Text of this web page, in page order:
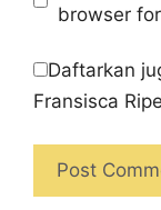
browser
Daftarkan
Fransisca